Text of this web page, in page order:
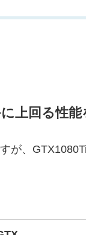
上回る性能
が、